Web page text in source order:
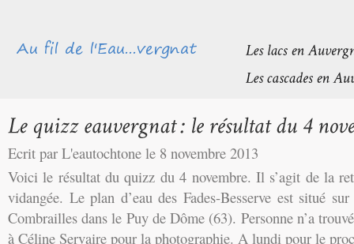
Ecrit par L'eautochtone le 8 novembre 2013
Voici le résultat du quizz du 4 novembre. Il s’agit de la
vidangée. Le plan d’eau des Fades-Besserve est situé
Combrailles dans le Puy de Dôme (63). Personne n’a
à Céline Servaire pour la photographie. A lundi pour le